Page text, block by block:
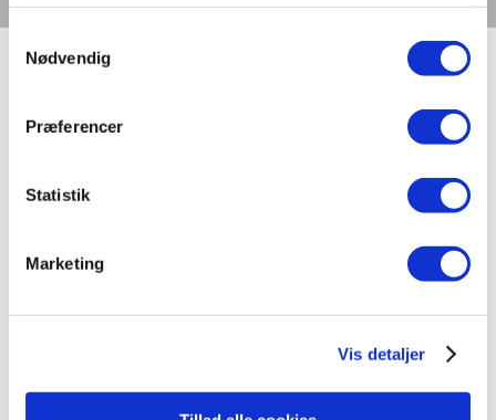
Nødvendig
Præferencer
Statistik
Marketing
Vis detaljer
Billeder fra DCL-møde om det nyrenoverede
lys på Københavns Hovedbanegård
International laboratoriesammenligning vedr. måling af
Stort dansk aftryk på international
Digitalisering og intelligente bygninger i centrum på